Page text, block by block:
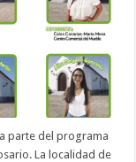
parte del programa
La localidad de